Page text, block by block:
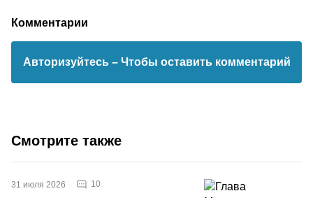
Комментарии
Авторизуйтесь – Чтобы оставить комментарий
Смотрите также
31 июля 2026 10